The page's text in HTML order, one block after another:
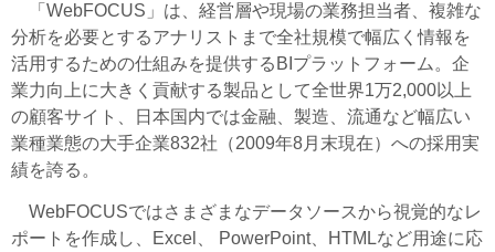
「WebFOCUS」は、経営層や現場の業務担当者、複雑な
分析を必要とするアナリストまで全社規模で幅広く情報を
活用するための仕組みを提供するBIプラットフォーム。企
業力向上に大きく貢献する製品として全世界1万2,000以上
の顧客サイト、日本国内では金融、製造、流通など幅広い
業種業態の大手企業832社（2009年8月末現在）への採用実
績を誇る。
WebFOCUSではさまざまなデータソースから視覚的なレ
ポートを作成し、Excel、 PowerPoint、HTMLなど用途に応